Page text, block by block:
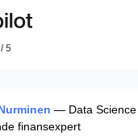
/ 5
— Data Science
finansexpert